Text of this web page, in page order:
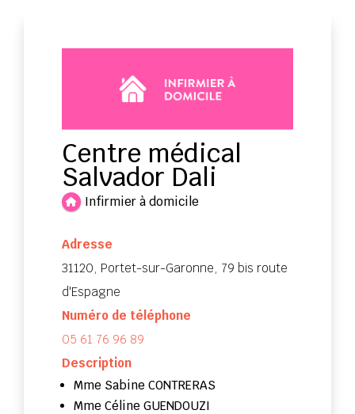
Centre médical
Salvador Dali
Infirmier à domicile
Adresse
31120, Portet-sur-Garonne, 79 bis route
d'Espagne
Numéro de téléphone
05 61 76 96 89
Description
Mme Sabine CONTRERAS
Mme Céline GUENDOUZI